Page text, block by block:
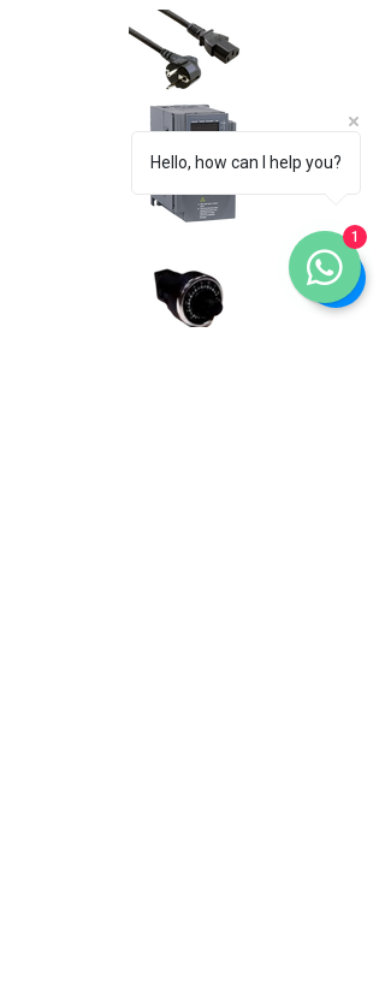
Hello, how can I help you?
1